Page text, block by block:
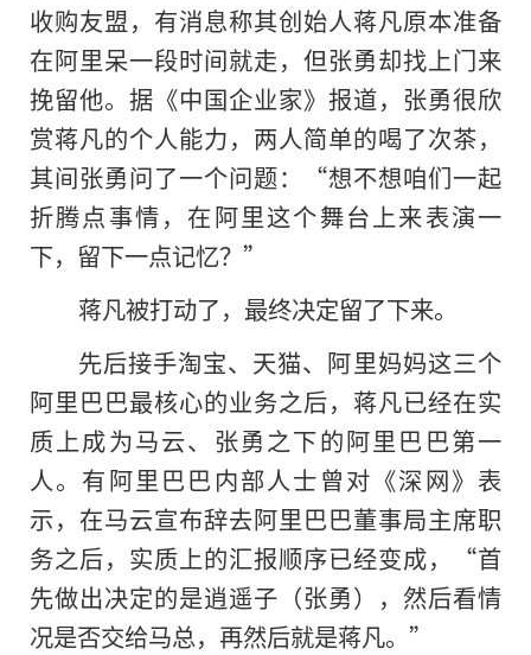
收购友盟，有消息称其创始人蒋凡原本准备
在阿里呆一段时间就走，但张勇却找上门来
挽留他。据《中国企业家》报道，张勇很欣
赏蒋凡的个人能力，两人简单的喝了次茶，
其间张勇问了一个问题：“想不想咱们一起
折腾点事情，在阿里这个舞台上来表演一
下，留下一点记忆？”
蒋凡被打动了，最终决定留了下来。
先后接手淘宝、天猫、阿里妈妈这三个
阿里巴巴最核心的业务之后，蒋凡已经在实
质上成为马云、张勇之下的阿里巴巴第一
人。有阿里巴巴内部人士曾对《深网》表
示，在马云宣布辞去阿里巴巴董事局主席职
务之后，实质上的汇报顺序已经变成，“首
先做出决定的是逍遥子（张勇），然后看情
况是否交给马总，再然后就是蒋凡。”